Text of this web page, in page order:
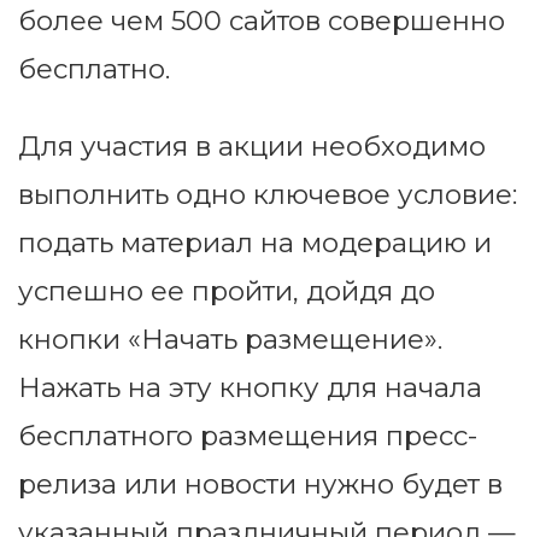
более чем 500 сайтов совершенно
бесплатно.
Для участия в акции необходимо
выполнить одно ключевое условие:
подать материал на модерацию и
успешно ее пройти, дойдя до
кнопки «Начать размещение».
Нажать на эту кнопку для начала
бесплатного размещения пресс-
релиза или новости нужно будет в